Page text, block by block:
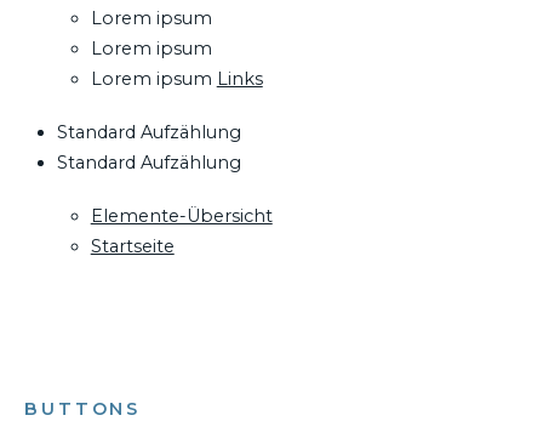
Lorem ipsum
Lorem ipsum
Lorem ipsum Links
Standard Aufzählung
Standard Aufzählung
Elemente-Übersicht
Startseite
BUTTONS